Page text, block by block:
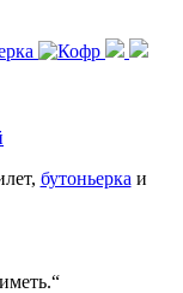
бутоньерка и